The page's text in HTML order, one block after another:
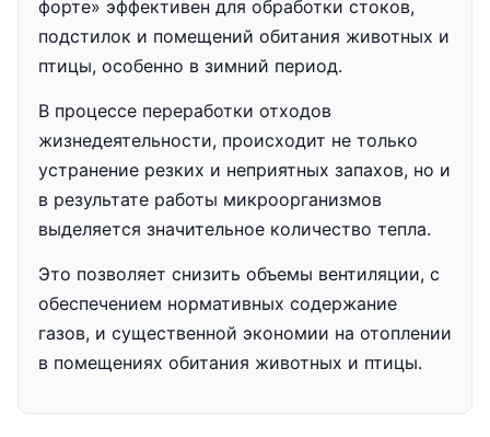
форте» эффективен для обработки стоков,
подстилок и помещений обитания животных и
птицы, особенно в зимний период.
В процессе переработки отходов
жизнедеятельности, происходит не только
устранение резких и неприятных запахов, но и
в результате работы микроорганизмов
выделяется значительное количество тепла.
Это позволяет снизить объемы вентиляции, с
обеспечением нормативных содержание
газов, и существенной экономии на отоплении
в помещениях обитания животных и птицы.